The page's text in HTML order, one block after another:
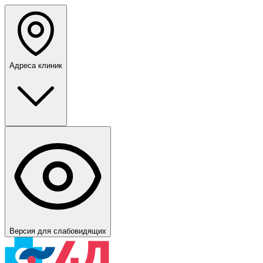
Адреса клиник
Версия для слабовидящих